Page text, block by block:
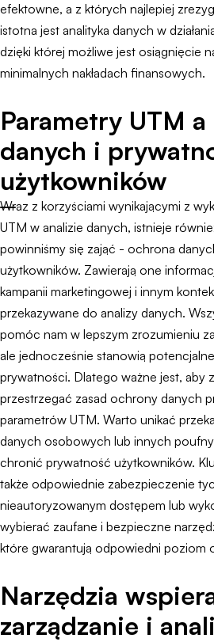
efektowne, a z których najlepiej
istotna jest analityka danych w
dzięki której możliwe jest osiągnięcie
minimalnych nakładach finansowych.
Parametry UTM
danych i
użytkowników
Wraz z korzyściami wynikającymi z
UTM w analizie danych, istnieje
powinniśmy się zająć - ochrona
użytkowników. Zawierają one
kampanii marketingowej i innym
przekazywane do analizy danych.
pomóc nam w lepszym zrozumieniu
ale jednocześnie stanowią
prywatności. Dlatego ważne jest, aby
przestrzegać zasad ochrony danych
parametrów UTM. Warto unikać
danych osobowych lub innych
chronić prywatność użytkowników.
także odpowiednie zabezpieczenie
nieautoryzowanym dostępem lub
wybierać zaufane i bezpieczne
które gwarantują odpowiedni poziom
Narzędzia
zarządzanie i